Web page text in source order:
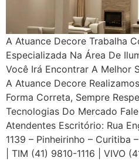
A Atuance Decore Trabalha
Especializada Na Área De
Você Irá Encontrar A Melhor
A Atuance Decore
Forma Correta, Sempre
Tecnologias Do Mercado
Atendentes Escritório: Rua
1139 – Pinheirinho – Curitiba
| TIM (41) 9810-1116 | VIVO